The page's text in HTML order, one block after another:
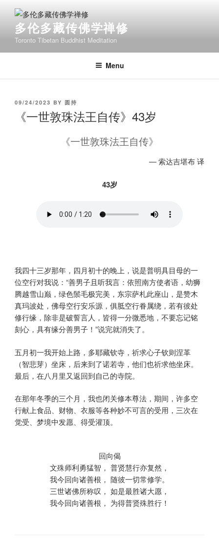
content多伦多藏传佛学禅修
Toronto Tibetan Buddhist Meditation
Menu
POSTED
ON
09/24/2023 BY 圆持
《一世敦珠法王自传》43岁
《一世敦珠法王自传》
— 索达吉堪布 译
43岁
我四十三岁那年，四月初十的晚上，说是普明具目母的一
位空行对我说：“善男子且听我言：依照南方使者语，幼狮
腾越雪山巅，绿色鬃毛极完美，东宗萨札此座山，是赞木
真玛波处，佛母空行安乐源，俱胝空行眷属绕，若有彼处
修行缘，除非是破誓言人，皆得一分微悉地，不要忘记铭
刻心，具有缘分善男子！”说完就消失了。
五月初一我开始上路，多耶藏钦寺，祈求心子钦则涅革
（智悲芽）坐床，后来到了诺若寺，他们也祈求他坐床。
最后，在八月里又返回到自己的寺院。
在那年冬季的三个月，我也闭关修本尊法，期间，许多空
行献上食品、财物、衣服等各种妙不可言的受用，三次在
觉受、梦境中发愿、得受灌顶。
回向偈
文殊师利勇猛智， 普贤慧行亦复然，
我今回向诸善根， 随彼一切常修学。
三世诸佛所称叹， 如是最胜诸大愿，
我今回向诸善根， 为得普贤殊胜行！